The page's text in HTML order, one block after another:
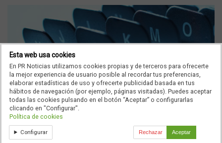
El segundo puesto del ranking está ocupado por el
potencial riesgo de la
integridad de los datos. En la
Esta web usa cookies
En PR Noticias utilizamos cookies propias y de terceros para ofrecerte
la mejor experiencia de usuario posible al recordar tus preferencias,
elaborar estadísticas de uso y ofrecerte publicidad basada en tus
hábitos de navegación (por ejemplo, páginas visitadas). Puedes aceptar
todas las cookies pulsando en el botón “Aceptar” o configurarlas
clicando en "Configurar".
Política de cookies
Configurar Rechazar Aceptar